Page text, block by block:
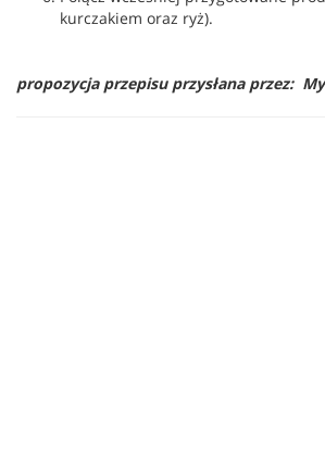
kurczakiem oraz ryż).
propozycja przepisu przysłana przez: